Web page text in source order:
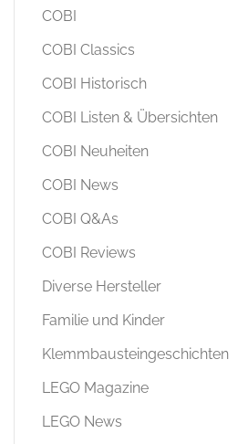
COBI
COBI Classics
COBI Historisch
COBI Listen & Übersichten
COBI Neuheiten
COBI News
COBI Q&As
COBI Reviews
Diverse Hersteller
Familie und Kinder
Klemmbausteingeschichten
LEGO Magazine
LEGO News